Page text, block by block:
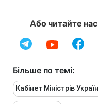
Або читайте
Більше по темі:
Кабінет Міністрів